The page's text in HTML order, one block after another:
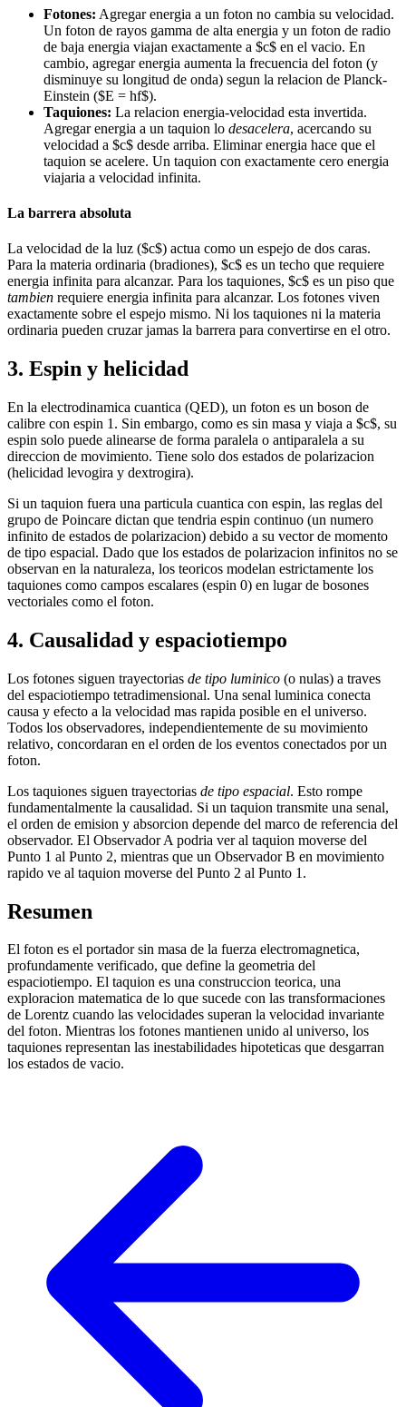
Fotones: Agregar energia a un foton no cambia su velocidad.
Un foton de rayos gamma de alta energia y un foton de radio
de baja energia viajan exactamente a $c$ en el vacio. En
cambio, agregar energia aumenta la frecuencia del foton (y
disminuye su longitud de onda) segun la relacion de Planck-
Einstein ($E = hf$).
Taquiones: La relacion energia-velocidad esta invertida.
Agregar energia a un taquion lo desacelera, acercando su
velocidad a $c$ desde arriba. Eliminar energia hace que el
taquion se acelere. Un taquion con exactamente cero energia
viajaria a velocidad infinita.
La barrera absoluta
La velocidad de la luz ($c$) actua como un espejo de dos caras.
Para la materia ordinaria (bradiones), $c$ es un techo que requiere
energia infinita para alcanzar. Para los taquiones, $c$ es un piso que
tambien requiere energia infinita para alcanzar. Los fotones viven
exactamente sobre el espejo mismo. Ni los taquiones ni la materia
ordinaria pueden cruzar jamas la barrera para convertirse en el otro.
3. Espin y helicidad
En la electrodinamica cuantica (QED), un foton es un boson de
calibre con espin 1. Sin embargo, como es sin masa y viaja a $c$, su
espin solo puede alinearse de forma paralela o antiparalela a su
direccion de movimiento. Tiene solo dos estados de polarizacion
(helicidad levogira y dextrogira).
Si un taquion fuera una particula cuantica con espin, las reglas del
grupo de Poincare dictan que tendria espin continuo (un numero
infinito de estados de polarizacion) debido a su vector de momento
de tipo espacial. Dado que los estados de polarizacion infinitos no se
observan en la naturaleza, los teoricos modelan estrictamente los
taquiones como campos escalares (espin 0) en lugar de bosones
vectoriales como el foton.
4. Causalidad y espaciotiempo
Los fotones siguen trayectorias de tipo luminico (o nulas) a traves
del espaciotiempo tetradimensional. Una senal luminica conecta
causa y efecto a la velocidad mas rapida posible en el universo.
Todos los observadores, independientemente de su movimiento
relativo, concordaran en el orden de los eventos conectados por un
foton.
Los taquiones siguen trayectorias de tipo espacial. Esto rompe
fundamentalmente la causalidad. Si un taquion transmite una senal,
el orden de emision y absorcion depende del marco de referencia del
observador. El Observador A podria ver al taquion moverse del
Punto 1 al Punto 2, mientras que un Observador B en movimiento
rapido ve al taquion moverse del Punto 2 al Punto 1.
Resumen
El foton es el portador sin masa de la fuerza electromagnetica,
profundamente verificado, que define la geometria del
espaciotiempo. El taquion es una construccion teorica, una
exploracion matematica de lo que sucede con las transformaciones
de Lorentz cuando las velocidades superan la velocidad invariante
del foton. Mientras los fotones mantienen unido al universo, los
taquiones representan las inestabilidades hipoteticas que desgarran
los estados de vacio.